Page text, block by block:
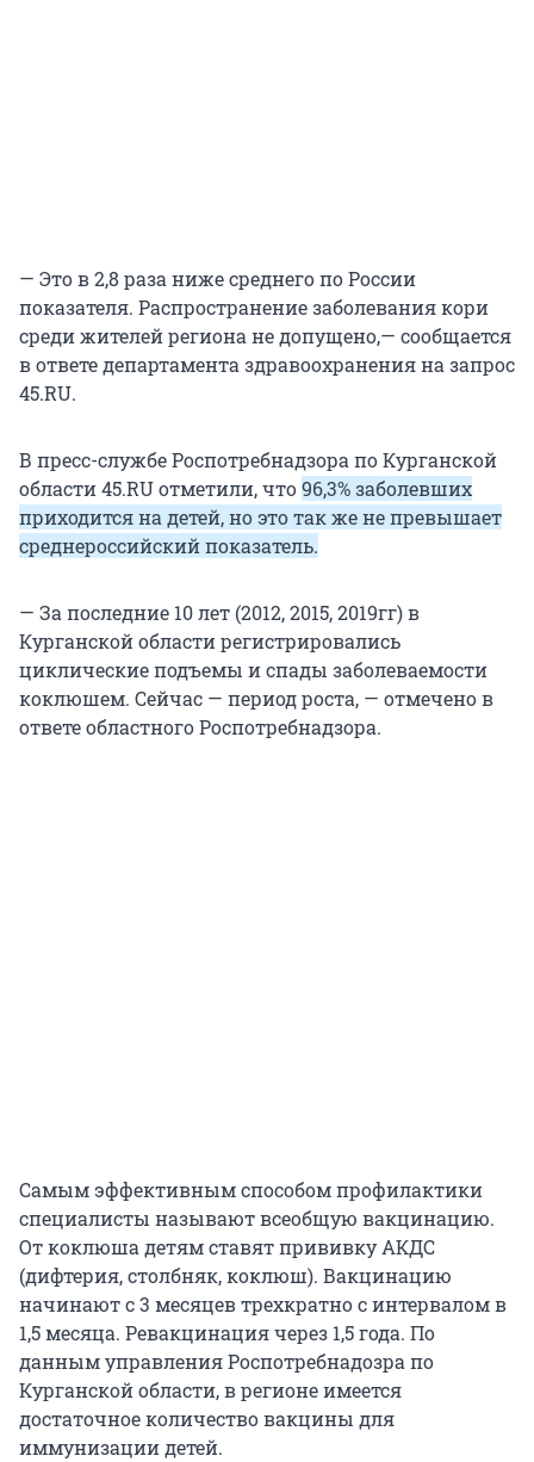
— Это в 2,8 раза ниже среднего по России
показателя. Распространение заболевания кори
среди жителей региона не допущено,— сообщается
в ответе департамента здравоохранения на запрос
45.RU.
В пресс-службе Роспотребнадзора по Курганской
области 45.RU отметили, что96,3% заболевших
приходится на детей, но это так же не превышает
среднероссийский показатель.
— За последние 10 лет (2012, 2015, 2019гг) в
Курганской области регистрировались
циклические подъемы и спады заболеваемости
коклюшем. Сейчас — период роста, — отмечено в
ответе областного Роспотребнадзора.
Самым эффективным способом профилактики
специалисты называют всеобщую вакцинацию.
От коклюша детям ставят прививку АКДС
(дифтерия, столбняк, коклюш). Вакцинацию
начинают с 3 месяцев трехкратно с интервалом в
1,5 месяца. Ревакцинация через 1,5 года. По
данным управления Роспотребнадозра по
Курганской области, в регионе имеется
достаточное количество вакцины для
иммунизации детей.